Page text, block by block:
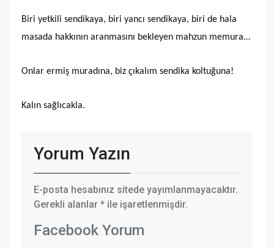
Biri yetkili sendikaya, biri yancı sendikaya, biri de hala
masada hakkının aranmasını bekleyen mahzun memura…
Onlar ermiş muradına, biz çıkalım sendika koltuğuna!
Kalın sağlıcakla.
Yorum Yazın
E-posta hesabınız sitede yayımlanmayacaktır.
Gerekli alanlar * ile işaretlenmişdir.
Facebook Yorum